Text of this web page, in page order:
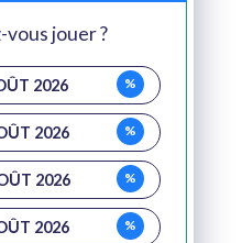
jouer ?
2026 %
2026 %
2026 %
2026 %